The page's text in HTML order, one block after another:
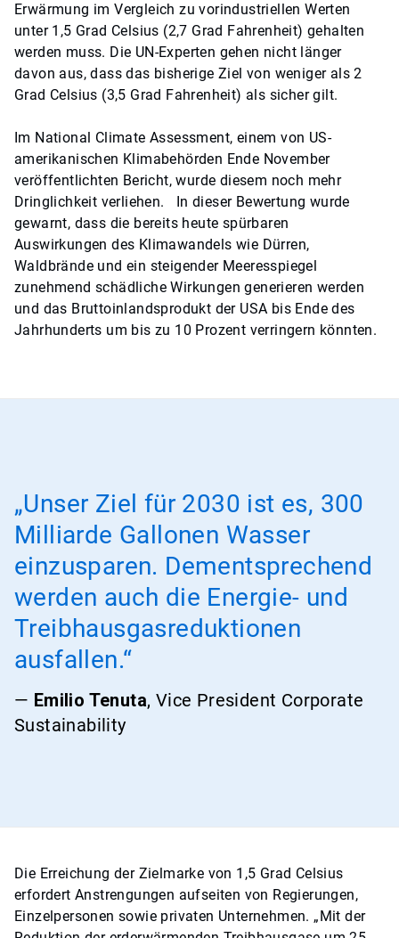
Erwärmung im Vergleich zu vorindustriellen Werten
unter 1,5 Grad Celsius (2,7 Grad Fahrenheit) gehalten
werden muss. Die UN-Experten gehen nicht länger
davon aus, dass das bisherige Ziel von weniger als 2
Grad Celsius (3,5 Grad Fahrenheit) als sicher gilt.
Im National Climate Assessment, einem von US-
amerikanischen Klimabehörden Ende November
veröffentlichten Bericht, wurde diesem noch mehr
Dringlichkeit verliehen. In dieser Bewertung wurde
gewarnt, dass die bereits heute spürbaren
Auswirkungen des Klimawandels wie Dürren,
Waldbrände und ein steigender Meeresspiegel
zunehmend schädliche Wirkungen generieren werden
und das Bruttoinlandsprodukt der USA bis Ende des
Jahrhunderts um bis zu 10 Prozent verringern könnten.
„Unser Ziel für 2030 ist es, 300
Milliarde Gallonen Wasser
einzusparen. Dementsprechend
werden auch die Energie- und
Treibhausgasreduktionen
ausfallen.“
— Emilio Tenuta, Vice President Corporate
Sustainability
Die Erreichung der Zielmarke von 1,5 Grad Celsius
erfordert Anstrengungen aufseiten von Regierungen,
Einzelpersonen sowie privaten Unternehmen. „Mit der